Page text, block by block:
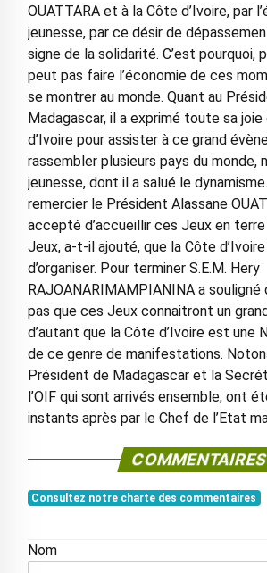
OUATTARA et à la Côte d’Ivoire, par
jeunesse, par ce désir de
signe de la solidarité. C’est pourquoi,
peut pas faire l’économie de ces
se montrer au monde. Quant au
Madagascar, il a exprimé toute sa joie
d’Ivoire pour assister à ce grand
rassembler plusieurs pays du monde,
jeunesse, dont il a salué le
remercier le Président Alassane
accepté d’accueillir ces Jeux en terre
Jeux, a-t-il ajouté, que la Côte
d’organiser. Pour terminer S.E.M. Hery
RAJOANARIMAMPIANINA a souligné
pas que ces Jeux connaitront un
d’autant que la Côte d’Ivoire est une
de ce genre de manifestations.
Président de Madagascar et la
l’OIF qui sont arrivés ensemble, ont
instants après par le Chef de l’Etat
COMMENTAIRES
Consultez notre charte des commentaires
Nom